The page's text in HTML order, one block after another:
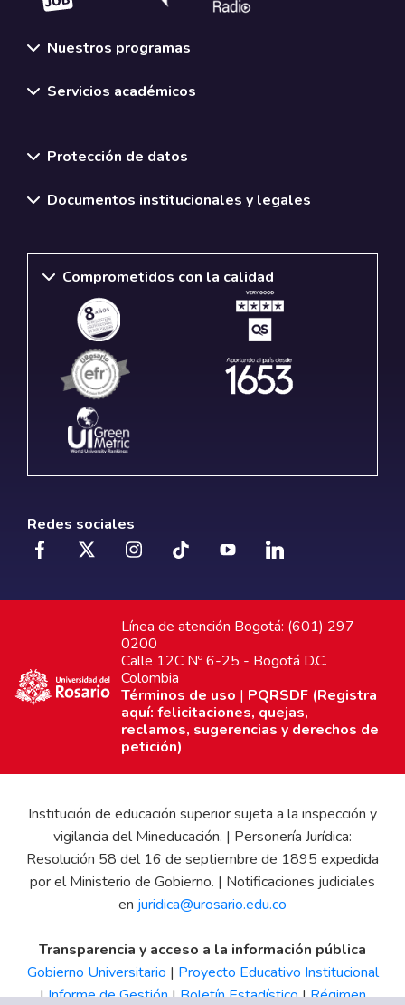
Nuestros programas
Servicios académicos
Protección de datos
Documentos institucionales y legales
Comprometidos con la calidad
Redes sociales
Línea de atención Bogotá: (601) 297
0200
Calle 12C Nº 6-25 - Bogotá D.C.
Colombia
Términos de uso | PQRSDF (Registra
aquí: felicitaciones, quejas,
reclamos, sugerencias y derechos de
petición)
Institución de educación superior sujeta a la inspección y
vigilancia del Mineducación. | Personería Jurídica:
Resolución 58 del 16 de septiembre de 1895 expedida
por el Ministerio de Gobierno. | Notificaciones judiciales
en juridica@urosario.edu.co
Transparencia y acceso a la información pública
Gobierno Universitario | Proyecto Educativo Institucional
|Informe de Gestión|Boletín Estadístico|Régimen